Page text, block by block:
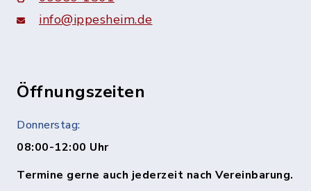
info@ippesheim.de
Öffnungszeiten
Donnerstag:
08:00-12:00 Uhr
Termine gerne auch jederzeit nach Vereinbarung.